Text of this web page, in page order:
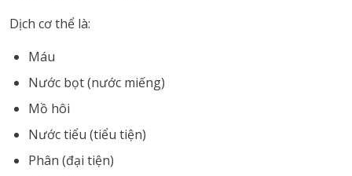
Dịch cơ thể là:
Máu
Nước bọt (nước miếng)
Mồ hôi
Nước tiểu (tiểu tiện)
Phân (đại tiện)